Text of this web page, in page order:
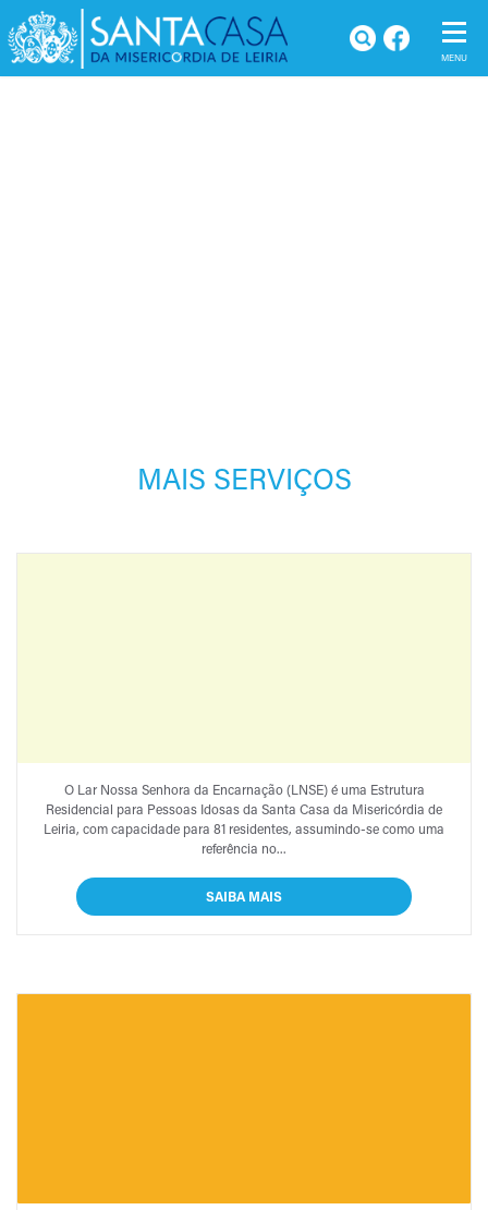
MAIS SERVIÇOS
DA ENCARNAÇÃO
(LNSE)
O Lar Nossa Senhora da Encarnação (LNSE) é uma Estrutura
Residencial para Pessoas Idosas da Santa Casa da Misericórdia de
Leiria, com capacidade para 81 residentes, assumindo-se como uma
referência no...
SAIBA MAIS